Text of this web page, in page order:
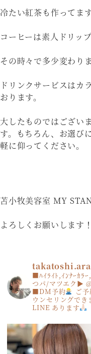
冷たい紅茶も作ってます
コーヒーは素人ドリッ
その時々で多少変わり
ドリンクサービスはカ
おります。
大したものではござい
す。もちろん、お選び
軽に仰ってください。
苫小牧美容室 MY
よろしくお願いします
takatoshi.ara
■ﾊｲﾗｲﾄ,ｲﾝﾅｰｶﾗｰ,
つパ/マツエク▶︎
■DM予約
ご
ウンセリングでき
LINE あります